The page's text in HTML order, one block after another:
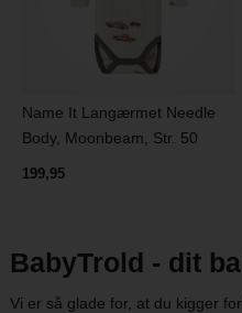
Name It Langærmet Needle
Body, Moonbeam, Str. 50
199,95
BabyTrold - dit
Vi er så glade for, at du kigger